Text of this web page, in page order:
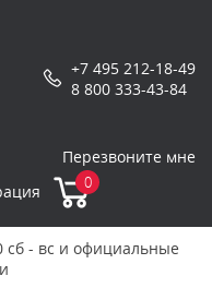
+7 495 212-18-49
8 800 333-43-84
Перезвоните мне
0
сб - вс и официальные